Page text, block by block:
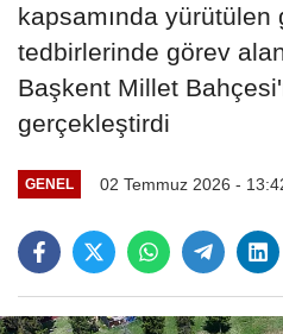
kapsamında yürütülen
tedbirlerinde görev
Başkent Millet
gerçekleştirdi
GENEL 02 Temmuz 2026 -